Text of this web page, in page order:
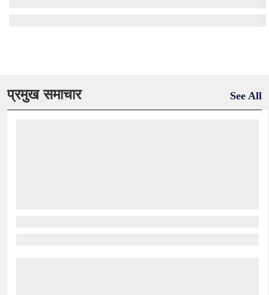
प्रमुख समाचार See All